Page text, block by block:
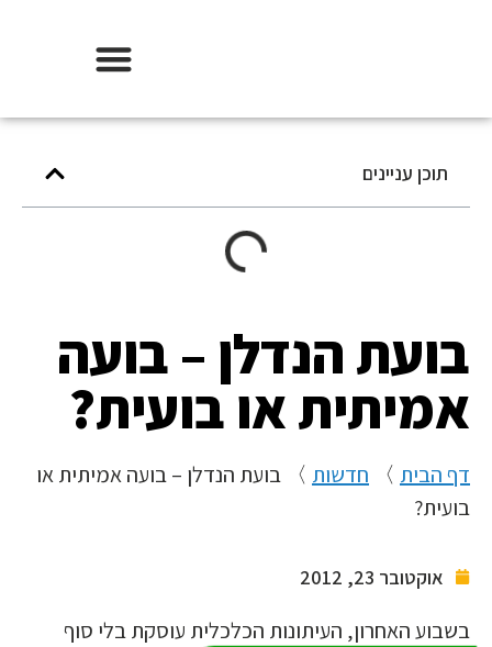
תוכן עניינים
בועת הנדלן – בועה
אמיתית או בועית?
דף הבית〉חדשות〉בועת הנדלן – בועה אמיתית או
בועית?
אוקטובר 23, 2012
בשבוע האחרון, העיתונות הכלכלית עוסקת בלי סוף